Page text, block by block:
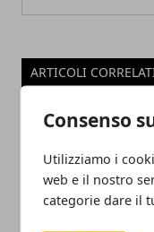
Consenso
Utilizziamo i
web e il nostro
categorie dare il
ARTICOLI